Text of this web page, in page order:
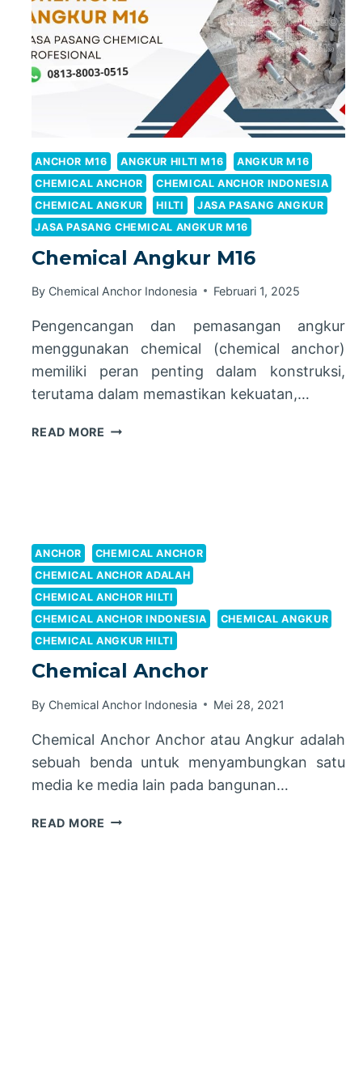
ANCHOR M16 ANGKUR HILTI M16
ANGKUR M16
CHEMICAL ANCHOR
CHEMICAL ANCHOR INDONESIA
CHEMICAL ANGKUR
HILTI
JASA PASANG ANGKUR
JASA PASANG CHEMICAL ANGKUR M16
Chemical Angkur M16
By Chemical Anchor Indonesia Februari 1, 2025
Pengencangan dan pemasangan angkur
menggunakan chemical (chemical anchor)
memiliki peran penting dalam konstruksi,
terutama dalam memastikan kekuatan,…
READ MORE CHEMICAL
ANCHOR
CHEMICAL ANCHOR
CHEMICAL ANCHOR ADALAH
CHEMICAL ANCHOR HILTI
CHEMICAL ANCHOR INDONESIA
CHEMICAL ANGKUR
CHEMICAL ANGKUR HILTI
Chemical Anchor
By Chemical Anchor Indonesia Mei 28, 2021
Chemical Anchor Anchor atau Angkur adalah
sebuah benda untuk menyambungkan satu
media ke media lain pada bangunan…
READ MORE CHEMICAL